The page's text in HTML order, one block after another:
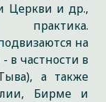
Церкви и др.,
практика.
на
в частности в
а также
Бирме и